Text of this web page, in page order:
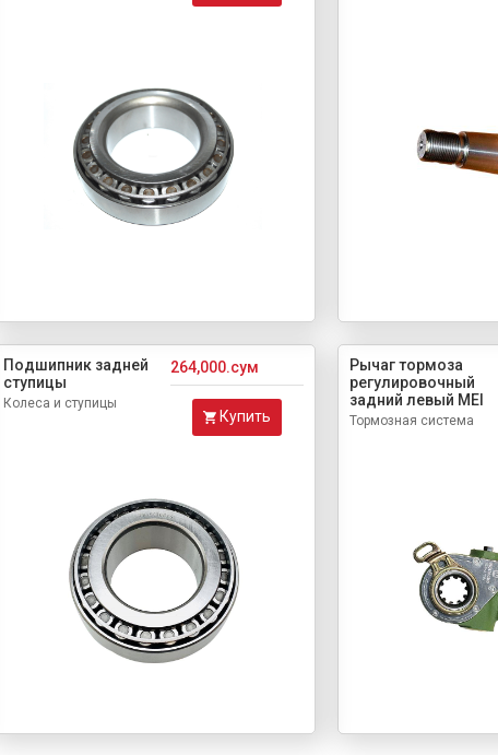
Подшипник задней
ступицы
Колеса и ступицы
264,000.сум
Купить
Рычаг тормоза
регулировочный
задний левый MEI
Тормозная система